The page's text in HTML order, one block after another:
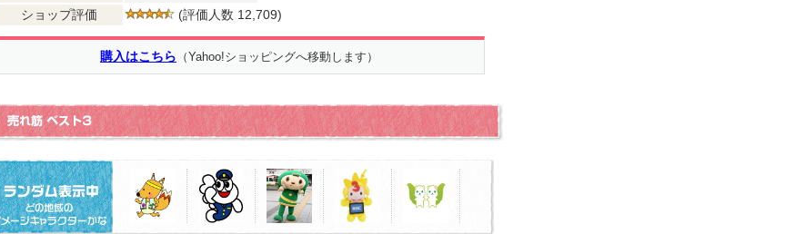
ショップ評価 (評価人数 12,709)
購入はこちら （Yahoo!ショッピングへ移動します）